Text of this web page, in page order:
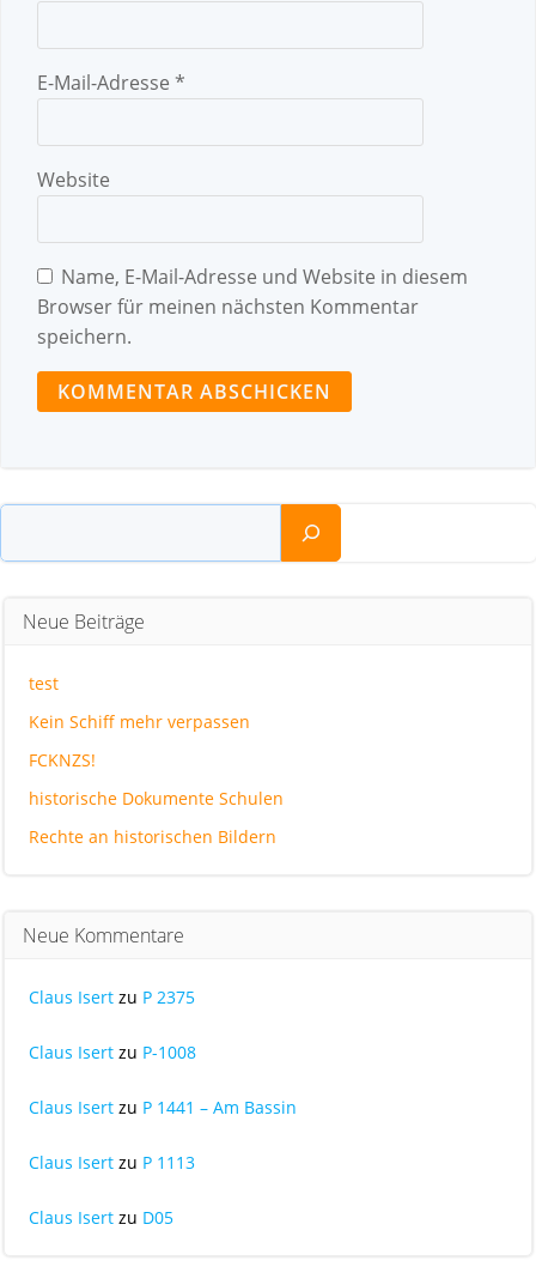
E-Mail-Adresse *
Website
Name, E-Mail-Adresse und Website in diesem
Browser für meinen nächsten Kommentar
speichern.
Suchen
Neue Beiträge
test
Kein Schiff mehr verpassen
FCKNZS!
historische Dokumente Schulen
Rechte an historischen Bildern
Neue Kommentare
Claus Isert zu P 2375
Claus Isert zu P-1008
Claus Isert zu P 1441 – Am Bassin
Claus Isert zu P 1113
Claus Isert zu D05